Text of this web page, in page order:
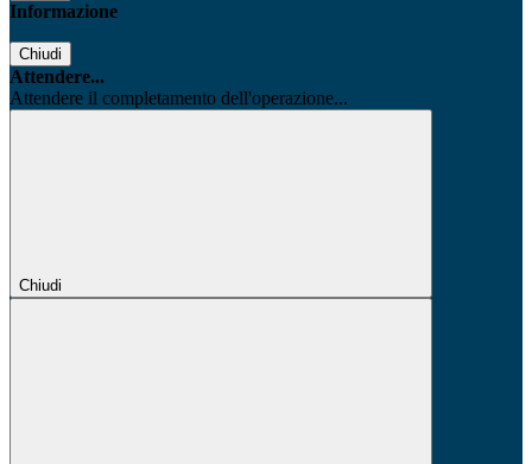
Informazione
Chiudi
Attendere...
Attendere il completamento dell'operazione...
Chiudi